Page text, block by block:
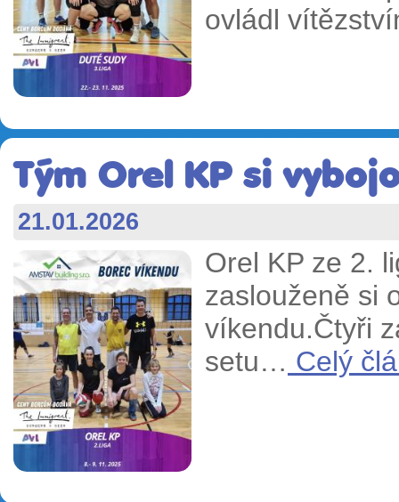
ovládl
Tým Orel KP si
21.01.2026
Orel KP ze 2.
zaslouženě si
víkendu.Čtyři
setu… Celý